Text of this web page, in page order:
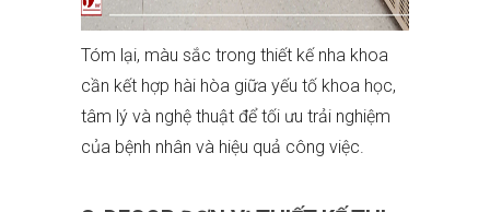
Tóm lại, màu sắc trong thiết kế nha khoa
cần kết hợp hài hòa giữa yếu tố khoa học,
tâm lý và nghệ thuật để tối ưu trải nghiệm
của bệnh nhân và hiệu quả công việc.